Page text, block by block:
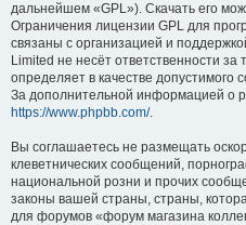
дальнейшем «GPL»). Скачать его
Ограничения лицензии GPL для
связаны с организацией и
Limited не несёт ответственности
определяет в качестве допустимого
За дополнительной информацией о
https://www.phpbb.com/.
Вы соглашаетесь не размещать
клеветнических сообщений,
национальной розни и прочих
законы вашей страны, страны,
для форумов «форум магазина